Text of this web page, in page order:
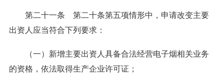
第二十一条 第二十条第五项情形中，申请改变主要
出资人应当符合下列要求：
（一）新增主要出资人具备合法经营电子烟相关业务
的资格，依法取得生产企业许可证；